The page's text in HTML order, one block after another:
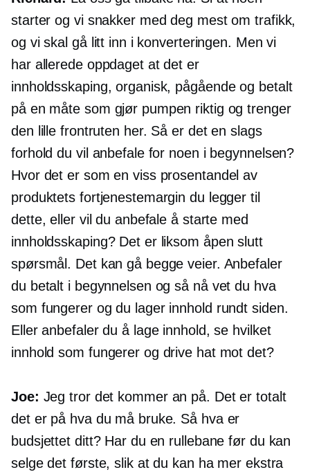
starter og vi snakker med deg mest om trafikk,
og vi skal gå litt inn i konverteringen. Men vi
har allerede oppdaget at det er
innholdsskaping, organisk, pågående og betalt
på en måte som gjør pumpen riktig og trenger
den lille frontruten her. Så er det en slags
forhold du vil anbefale for noen i begynnelsen?
Hvor det er som en viss prosentandel av
produktets fortjenestemargin du legger til
dette, eller vil du anbefale å starte med
innholdsskaping? Det er liksom åpen slutt
spørsmål. Det kan gå begge veier. Anbefaler
du betalt i begynnelsen og så nå vet du hva
som fungerer og du lager innhold rundt siden.
Eller anbefaler du å lage innhold, se hvilket
innhold som fungerer og drive hat mot det?
Joe: Jeg tror det kommer an på. Det er totalt
det er på hva du må bruke. Så hva er
budsjettet ditt? Har du en rullebane før du kan
selge det første, slik at du kan ha mer ekstra